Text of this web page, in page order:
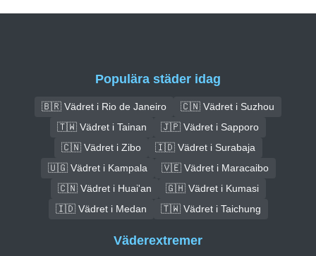
Populära städer idag
🇧🇷 Vädret i Rio de Janeiro
🇨🇳 Vädret i Suzhou
🇹🇼 Vädret i Tainan
🇯🇵 Vädret i Sapporo
🇨🇳 Vädret i Zibo
🇮🇩 Vädret i Surabaja
🇺🇬 Vädret i Kampala
🇻🇪 Vädret i Maracaibo
🇨🇳 Vädret i Huai'an
🇬🇭 Vädret i Kumasi
🇮🇩 Vädret i Medan
🇹🇼 Vädret i Taichung
Väderextremer